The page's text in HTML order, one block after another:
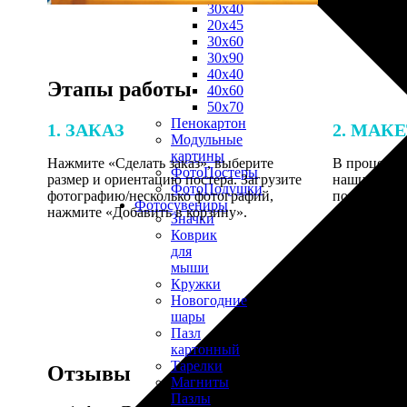
30х40
20х45
30х60
30х90
40х40
40х60
50х70
Пенокартон
Модульные
картины
ФотоПостеры
ФотоПодушки
Фотоcувениры
Значки
Коврик
для
мыши
Кружки
Новогодние
шары
Пазл
картонный
Тарелки
Магниты
Пазлы
Этапы работы
1. ЗАКАЗ
Нажмите «Сделать заказ», выберите
размер и ориентацию постера. Загрузите
фотографию/несколько фотографий,
нажмите «Добавить в корзину».
2.
В процессе
наши
по
Отзывы